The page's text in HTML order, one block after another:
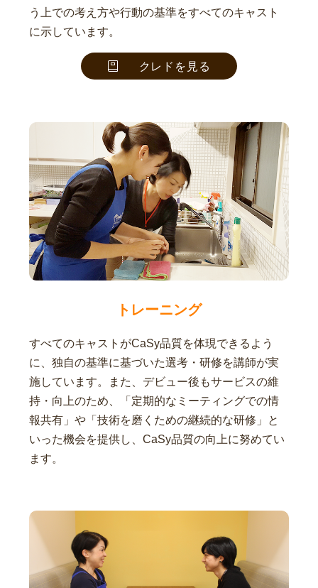
う上での考え方や行動の基準をすべてのキャスト
に示しています。
クレドを見る
トレーニング
すべてのキャストがCaSy品質を体現できるよう
に、独自の基準に基づいた選考・研修を講師が実
施しています。また、デビュー後もサービスの維
持・向上のため、「定期的なミーティングでの情
報共有」や「技術を磨くための継続的な研修」と
いった機会を提供し、CaSy品質の向上に努めてい
ます。